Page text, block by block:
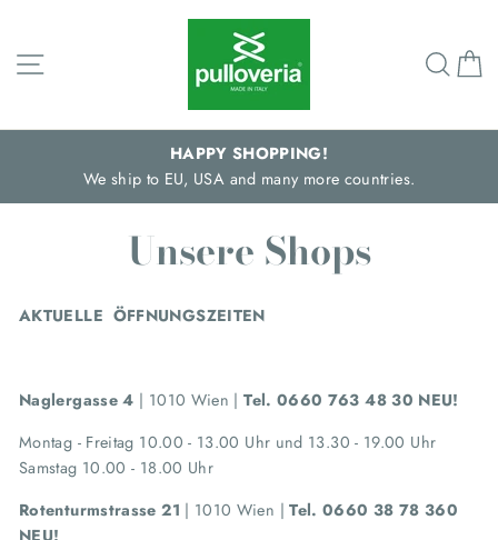
Inhalt
HAPPY SHOPPING!
We ship to EU, USA and many more countries.
Unsere Shops
AKTUELLE ÖFFNUNGSZEITEN
Naglergasse 4 | 1010 Wien |Tel. 0660 763 48 30 NEU!
Montag - Freitag 10.00 - 13.00 Uhr und 13.30 - 19.00 Uhr
Samstag 10.00 - 18.00 Uhr
Rotenturmstrasse 21 | 1010 Wien |Tel. 0660 38 78 360
NEU!